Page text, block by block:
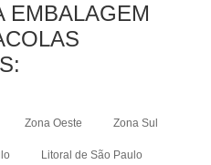
EMBALAGEM
Zona Oeste Zona Sul
Litoral de São Paulo